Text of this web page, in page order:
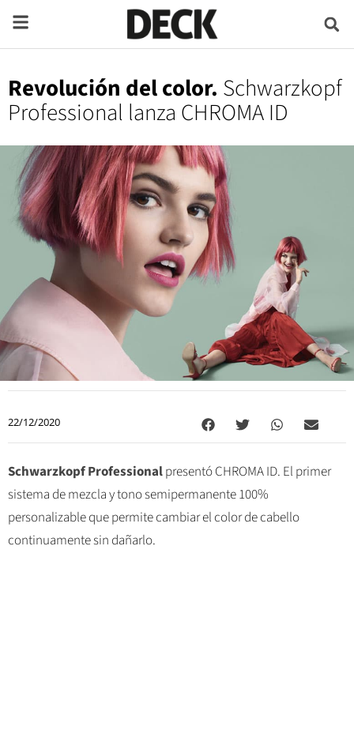
Revolución del color. Schwarzkopf
Professional lanza CHROMA ID
22/12/2020
Schwarzkopf Professionalpresentó CHROMA ID. El primer
sistema de mezcla y tono semipermanente 100%
personalizable que permite cambiar el color de cabello
continuamente sin dañarlo.